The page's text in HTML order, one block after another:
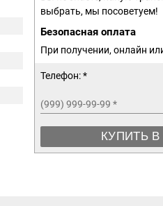
выбрать, мы посоветуем!
Безопасная оплата
При получении, онлайн
Телефон: *
(999) 999-99-99 *
КУПИТЬ